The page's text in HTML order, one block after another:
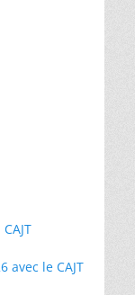
avec le CAJT